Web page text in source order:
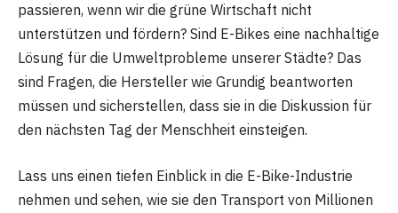
passieren, wenn wir die grüne Wirtschaft nicht
unterstützen und fördern? Sind E-Bikes eine nachhaltige
Lösung für die Umweltprobleme unserer Städte? Das
sind Fragen, die Hersteller wie Grundig beantworten
müssen und sicherstellen, dass sie in die Diskussion für
den nächsten Tag der Menschheit einsteigen.
Lass uns einen tiefen Einblick in die E-Bike-Industrie
nehmen und sehen, wie sie den Transport von Millionen